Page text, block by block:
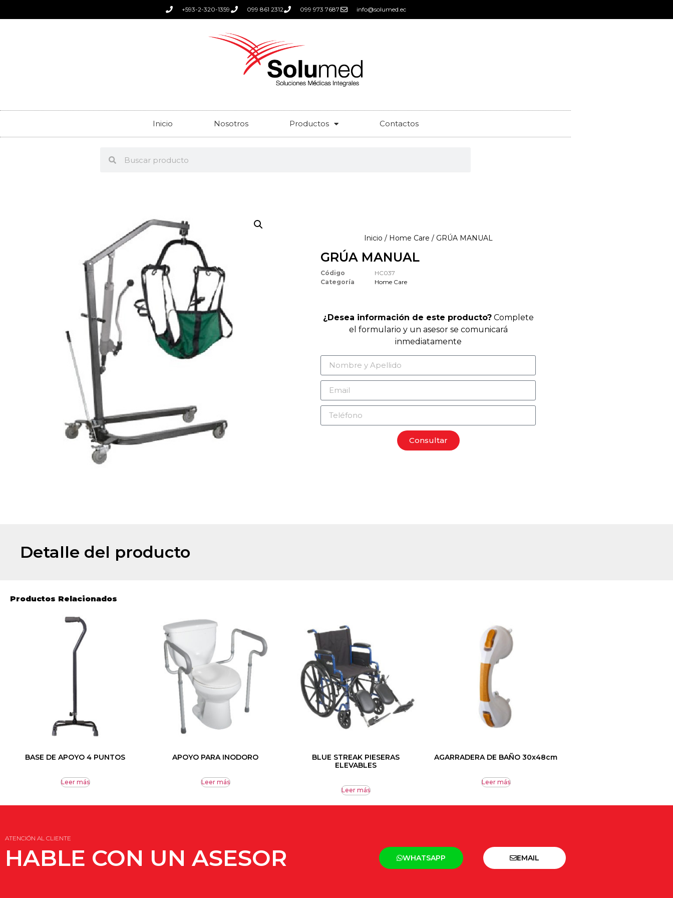
+593-2-320-1359 099 861 2312 099 973 7687 info@solumed.ec
Inicio Nosotros Productos Contactos
Inicio / Home Care / GRÚA MANUAL
GRÚA MANUAL
Código
HC037
Categoría
Home Care
¿Desea información de este producto?Complete
el formulario y un asesor se comunicará
inmediatamente
Consultar
Detalle del producto
Productos Relacionados
BASE DE APOYO 4 PUNTOS
Leer más
APOYO PARA INODORO
Leer más
BLUE STREAK PIESERAS
ELEVABLES
Leer más
AGARRADERA DE BAÑO 30x48cm
Leer más
ATENCIÓN AL CLIENTE
HABLE CON UN ASESOR WHATSAPP EMAIL